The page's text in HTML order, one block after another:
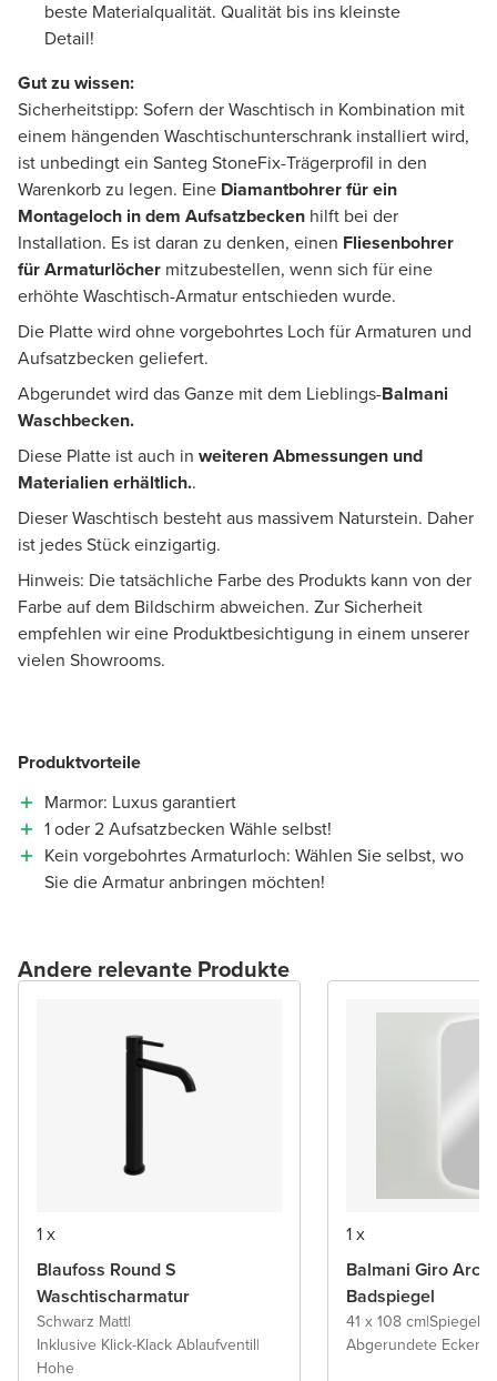
beste Materialqualität. Qualität bis ins kleinste
Detail!
Gut zu wissen:
Sicherheitstipp: Sofern der Waschtisch in Kombination mit
einem hängenden Waschtischunterschrank installiert wird,
ist unbedingt ein Santeg StoneFix-Trägerprofil in den
Warenkorb zu legen. Eine Diamantbohrerfür ein
Montageloch in dem Aufsatzbecken hilft bei der
Installation. Es ist daran zu denken, einen Fliesenbohrer
für Armaturlöcher mitzubestellen, wenn sich für eine
erhöhte Waschtisch-Armatur entschieden wurde.
Die Platte wird ohne vorgebohrtes Loch für Armaturen und
Aufsatzbecken geliefert.
Abgerundet wird das Ganze mit dem Lieblings-Balmani
Waschbecken.
Diese Platte ist auch in weiteren Abmessungen und
Materialien erhältlich..
Dieser Waschtisch besteht aus massivem Naturstein. Daher
ist jedes Stück einzigartig.
Hinweis: Die tatsächliche Farbe des Produkts kann von der
Farbe auf dem Bildschirm abweichen. Zur Sicherheit
empfehlen wir eine Produktbesichtigung in einem unserer
vielen Showrooms.
Produktvorteile
Marmor: Luxus garantiert
1 oder 2 Aufsatzbecken Wähle selbst!
Kein vorgebohrtes Armaturloch: Wählen Sie selbst, wo
Sie die Armatur anbringen möchten!
Andere relevante Produkte
1 x
Blaufoss Round S
Waschtischarmatur
Schwarz Matt|
Inklusive Klick-Klack Ablaufventil|
Hohe
1 x
Balmani Giro
Badspiegel
41 x 108 cm|Spiegel
Abgerundete Ecken